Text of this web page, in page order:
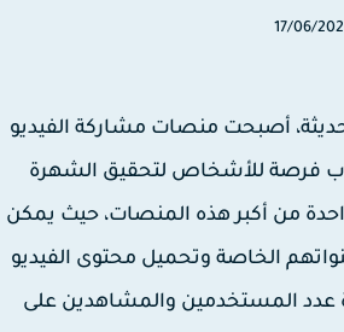
17/06/
أصبحت منصات مشاركة الفيديو
فرصة للأشخاص لتحقيق الشهرة
من أكبر هذه المنصات، حيث يمكن
الخاصة وتحميل محتوى الفيديو
المستخدمين والمشاهدين على